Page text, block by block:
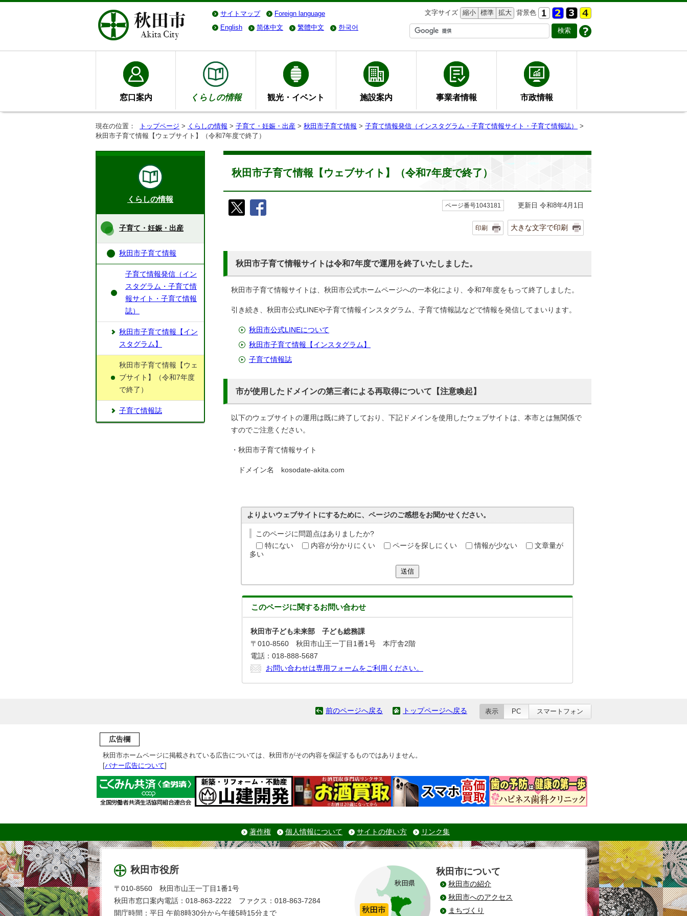
サイトマップ Foreign language 文字サイズ 縮小 標準 拡大 背景色
English
简体中文 繁體中文 한국어
窓口案内 くらしの情報 観光・イベント 施設案内 事業者情報 市政情報
現在の位置： トップページ > くらしの情報 > 子育て・妊娠・出産 > 秋田市子育て情報 > 子育て情報発信（インスタグラム・子育て情報サイト・子育て情報誌）
>
秋田市子育て情報【ウェブサイト】（令和7年度で終了）
秋田市子育て情報【ウェブサイト】（令和7年度で終了）
ページ番号1043181 更新日 令和8年4月1日
印刷 大きな文字で印刷
秋田市子育て情報サイトは令和7年度で運用を終了いたしました。
秋田市子育て情報サイトは、秋田市公式ホームページへの一本化により、令和7年度をもって終了しました。
引き続き、秋田市公式LINEや子育て情報インスタグラム、子育て情報誌などで情報を発信してまいります。
秋田市公式LINEについて
秋田市子育て情報【インスタグラム】
子育て情報誌
市が使用したドメインの第三者による再取得について【注意喚起】
以下のウェブサイトの運用は既に終了しており、下記ドメインを使用したウェブサイトは、本市とは無関係で
すのでご注意ください。
・秋田市子育て情報サイト
ドメイン名 kosodate-akita.com
よりよいウェブサイトにするために、ページのご感想をお聞かせください。
このページに問題点はありましたか?
特にない
内容が分かりにくい ページを探しにくい 情報が少ない
文章量が
多い
送信
このページに関するお問い合わせ
秋田市子ども未来部 子ども総務課
〒010-8560 秋田市山王一丁目1番1号 本庁舎2階
電話：018-888-5687
お問い合わせは専用フォームをご利用ください。
くらしの情報
子育て・妊娠・出産
秋田市子育て情報
子育て情報発信（イン
スタグラム・子育て情
報サイト・子育て情報
誌）
秋田市子育て情報【イン
スタグラム】
秋田市子育て情報【ウェ
ブサイト】（令和7年度
で終了）
子育て情報誌
前のページへ戻る トップページへ戻る 表示 PC スマートフォン
広告欄
秋田市ホームページに掲載されている広告については、秋田市がその内容を保証するものではありません。
[バナー広告について]
著作権 個人情報について サイトの使い方 リンク集
秋田市役所
〒010-8560 秋田市山王一丁目1番1号
秋田市窓口案内電話：018-863-2222 ファクス：018-863-7284
開庁時間：平日 午前8時30分から午後5時15分まで
秋田市について
秋田市の紹介
秋田市へのアクセス
まちづくり